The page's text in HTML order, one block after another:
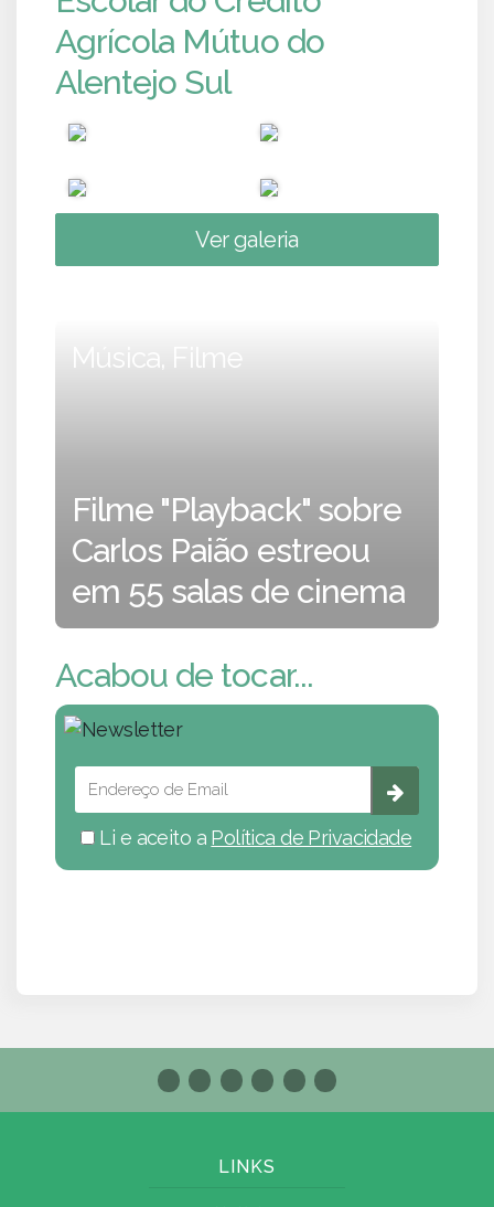
Agrícola Mútuo do
Alentejo Sul
Ver galeria
Música, Filme
Filme "Playback" sobre
Carlos Paião estreou
em 55 salas de cinema
Acabou de tocar...
Li e aceito a Política de Privacidade
LINKS